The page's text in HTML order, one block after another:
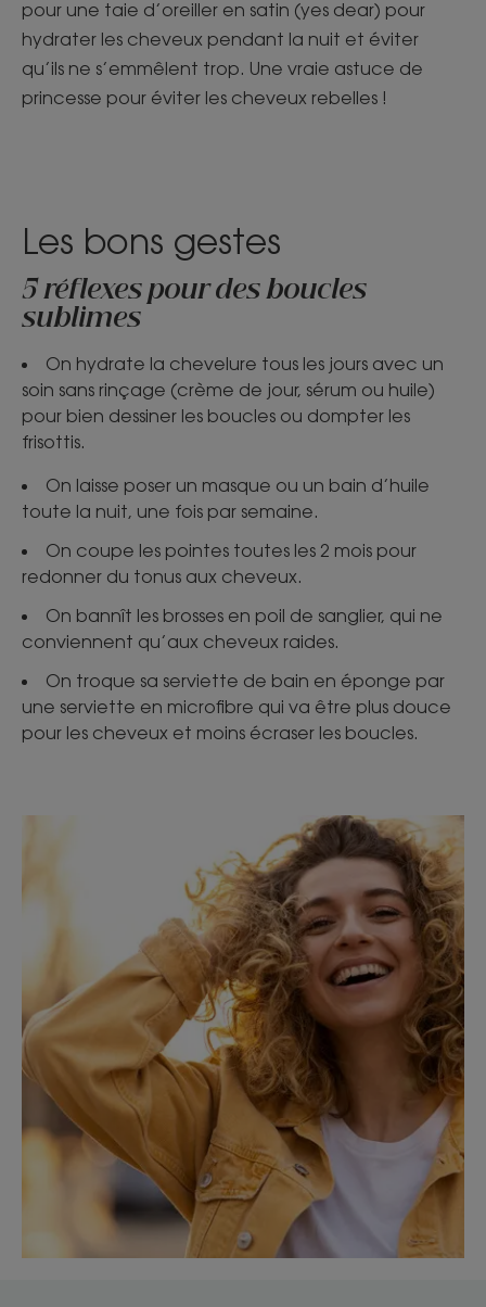
pour une taie d’oreiller en satin (yes dear) pour
hydrater les cheveux pendant la nuit et éviter
qu’ils ne s’emmêlent trop. Une vraie astuce de
princesse pour éviter les cheveux rebelles !
Les bons gestes
5 réflexes pour des boucles
sublimes
On hydrate la chevelure tous les jours avec un
soin sans rinçage (crème de jour, sérum ou huile)
pour bien dessiner les boucles ou dompter les
frisottis.
On laisse poser un masque ou un bain d’huile
toute la nuit, une fois par semaine.
On coupe les pointes toutes les 2 mois pour
redonner du tonus aux cheveux.
On bannît les brosses en poil de sanglier, qui ne
conviennent qu’aux cheveux raides.
On troque sa serviette de bain en éponge par
une serviette en microfibre qui va être plus douce
pour les cheveux et moins écraser les boucles.